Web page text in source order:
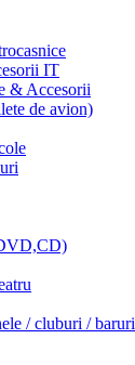
IT
& Accesorii
de avion)
/ cluburi / baruri